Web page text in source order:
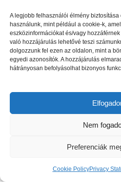
A legjobb felhasználói élmény
használunk, mint például a cookie-k,
eszközinformációkat és/vagy
való hozzájárulás lehetővé teszi
dolgozzunk fel ezen az oldalon, mint a
egyedi azonosítók. A hozzájárulás
hátrányosan befolyásolhat bizonyos
Nem
Preferenciák
Cookie PolicyPrivacy
Luxus beltéri és kültéri bútorok,
kiegészítők a lakberendezési piac
spanyol, portugál és skandináv
1044 Budapest, Megyeri út 53.
Telefon: +36 30 8 177 177
Email: hello@victoriadome.com
LEGUTÓBBI BEJEGYZÉSEK